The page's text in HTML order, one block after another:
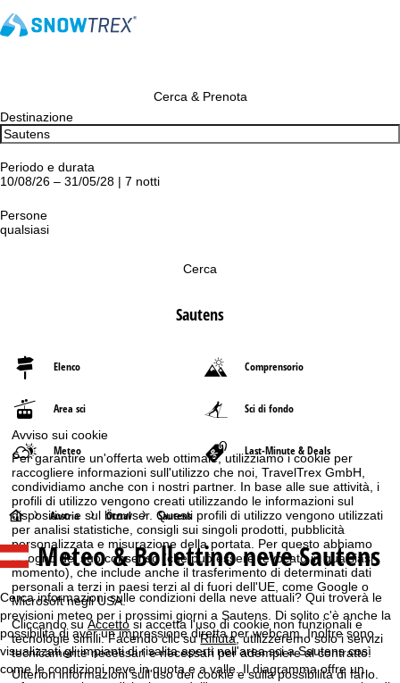
Avviso sui cookie
Per garantire un'offerta web ottimale, utilizziamo i cookie per
raccogliere informazioni sull'utilizzo che noi, TravelTrex GmbH,
condividiamo anche con i nostri partner. In base alle sue attività, i
profili di utilizzo vengono creati utilizzando le informazioni sul
dispositivo e sul browser. Questi profili di utilizzo vengono utilizzati
per analisi statistiche, consigli sui singoli prodotti, pubblicità
personalizzata e misurazione della portata. Per questo abbiamo
bisogno del suo consenso (che può essere revocato in qualsiasi
momento), che include anche il trasferimento di determinati dati
personali a terzi in paesi terzi al di fuori dell'UE, come Google o
Microsoft negli USA.
Cliccando suAccettosi accetta l'uso di cookie non funzionali e
tecnologie simili. Facendo clic suRifiuta, utilizzeremo solo i servizi
tecnicamente necessari e necessari per adempiere al contratto.
Ulteriori informazioni sull'uso dei cookie e sulla possibilità di farlo.
Cerca & Prenota
Destinazione
Periodo e durata
10/08/26 – 31/05/28 | 7 notti
Persone
qualsiasi
Cerca
Sautens
Elenco Comprensorio
Area sci Sci di fondo
Meteo Last-Minute & Deals
H
o
m
e
p
Austria Ötztal Sautens
Meteo & Bollettino neve Sautens
Cerca informazioni sulle condizioni della neve attuali? Qui troverà le
previsioni meteo per i prossimi giorni a Sautens. Di solito c'è anche la
possibilità di aver un impressione diretta per webcam. Inoltre sono
visualizzati gli impianti di risalita aperti nell'area sci a Sautens così
come le condizioni neve in quota e a valle. Il diagramma offre un